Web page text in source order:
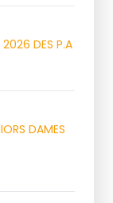
2026 DES P.A
DAMES